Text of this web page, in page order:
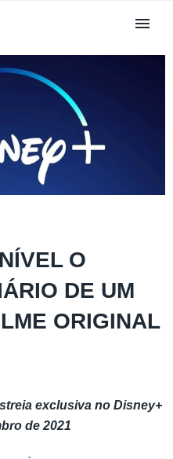
O
DE UM
ORIGINAL
exclusiva no Disney+
de 2021